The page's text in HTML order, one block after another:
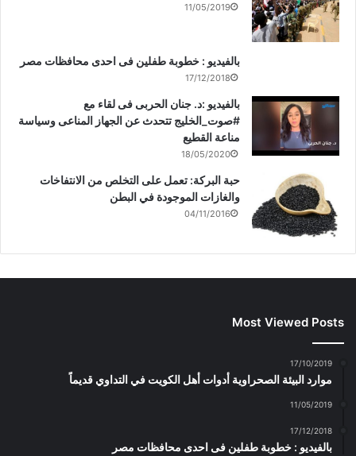
11/05/2019
بالفيديو : خطوبة طفلين فى احدى محافظات مصر
17/12/2018
بالفيديو :د. جنان الحربى فى لقاء مع
#صوت_الخليج تتحدث عن الجهاز المناعى وسياسة
مناعة القطيع
18/05/2020
حبة البركة: تعمل على التخلص من الانتفاخات
والغازات الموجودة في البطن
04/11/2016
Most Viewed Posts
17/10/2019
موارد البيئة الصحراوية أدوات أهل الكويت في التداوي قديماً
11/05/2019
17/12/2018
بالفيديو : خطوبة طفلين فى احدى محافظات مصر